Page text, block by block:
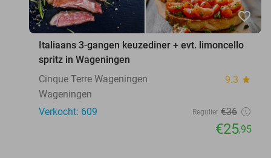
favorite_border
Italiaans 3-gangen keuzediner + evt. limoncello
spritz in Wageningen
Cinque Terre Wageningen
9.3 star
Wageningen
Verkocht: 609
Regulier €36
€25,95